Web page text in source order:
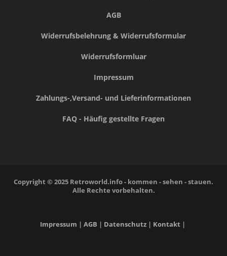
AGB
Widerrufsbelehrung & Widerrufsformular
Widerrufsformluar
Impressum
Zahlungs-,Versand- und Lieferinformationen
FAQ - Häufig gestellte Fragen
Copyright © 2025 Retroworld.info - kommen - sehen - stauen.
Alle Rechte vorbehalten.
Impressum | AGB | Datenschutz | Kontakt |